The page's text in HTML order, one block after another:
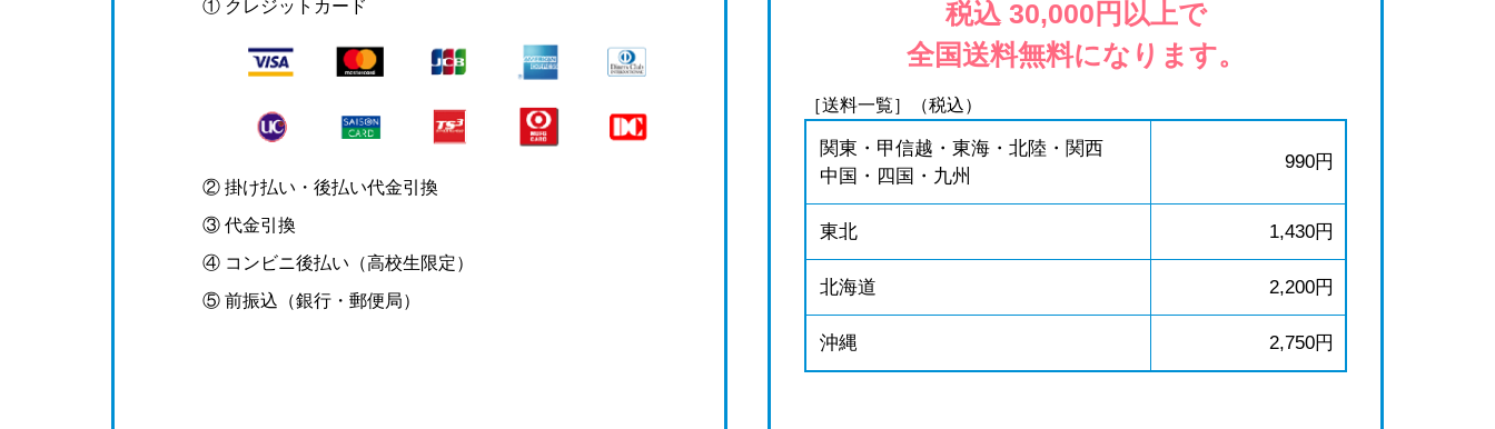
① クレジットカード
② 掛け払い・後払い代金引換
③ 代金引換
④ コンビニ後払い（高校生限定）
⑤ 前振込（銀行・郵便局）
税込 30,000円以上で
全国送料無料になります。
［送料一覧］（税込）
関東・甲信越・東海・北陸・関西
中国・四国・九州
990円
東北 1,430円
北海道 2,200円
沖縄 2,750円